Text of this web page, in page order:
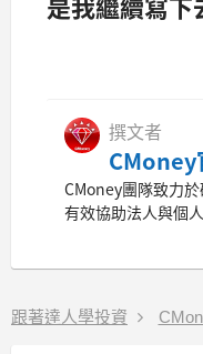
撰文者
CMoney
CMoney團隊致力
有效協助法人與個
跟著達人學投資